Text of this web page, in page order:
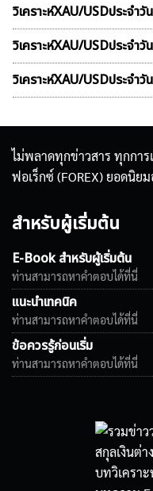
วิเคราะห์XAU/USDประจำ
วิเคราะห์XAU/USDประจำ
วิเคราะห์XAU/USDประจำ
ไม่พลาดทุกข่าวสาร ทุกการ
ฟอเร็กซ์ (FOREX) ยอดนิย
สำหรับผู้เริ่มต้น
E-Book สำหรับผู้เริ่มต้น
ท่านสามารถหาคำตอบได้ที่นี่
แนะนำเทคนิค
ท่านสามารถหาคำตอบได้ที่นี่
ข้อควรรู้ก่อนเริ่ม
ท่านสามารถหาคำตอบได้ที่นี่